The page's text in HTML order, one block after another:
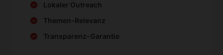
Lokaler Outreach
Themen-Relevanz
Transparenz-Garantie